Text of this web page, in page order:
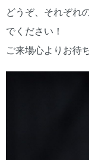
どうぞ、それぞれ
でください！
ご来場心よりお待